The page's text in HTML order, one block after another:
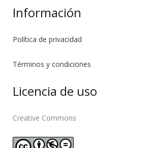
Información
Política de privacidad
Términos y condiciones
Licencia de uso
Creative Commons